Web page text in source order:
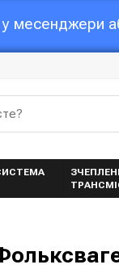
месенджери